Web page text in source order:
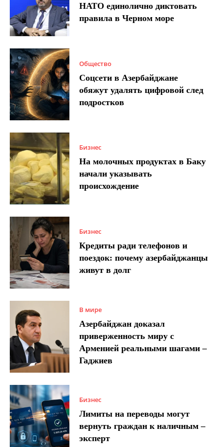
НАТО единолично диктовать
правила в Черном море
Общество
Соцсети в Азербайджане
обяжут удалять цифровой след
подростков
Бизнес
На молочных продуктах в Баку
начали указывать
происхождение
Бизнес
Кредиты ради телефонов и
поездок: почему азербайджанцы
живут в долг
В мире
Азербайджан доказал
приверженность миру с
Арменией реальными шагами –
Гаджиев
Бизнес
Лимиты на переводы могут
вернуть граждан к наличным –
эксперт